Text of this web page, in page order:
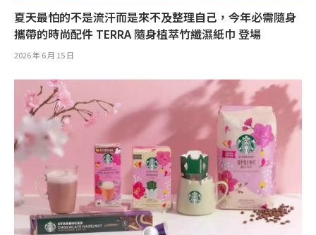
夏天最怕的不是流汗而是來不及整理自己，今年必需隨身
攜帶的時尚配件 TERRA 隨身植萃竹纖濕紙巾 登場
2026 年 6 月 15 日